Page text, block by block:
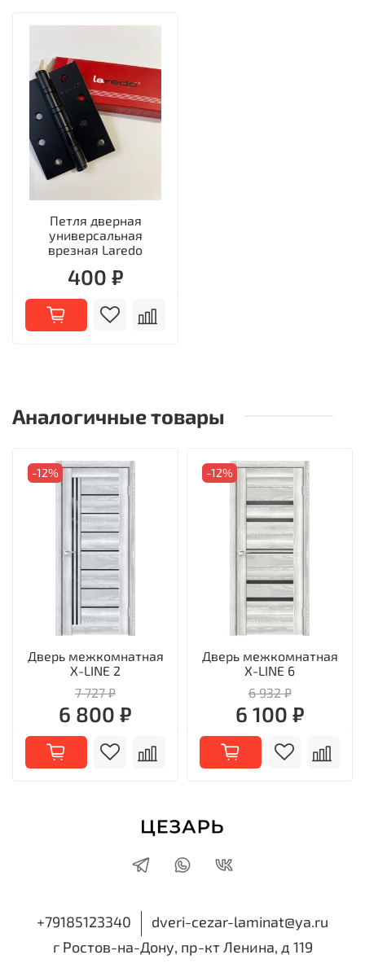
Петля дверная
универсальная
врезная Laredo
400 ₽
Аналогичные товары
-12%
Дверь межкомнатная
X-LINE 2
7 727 ₽
6 800 ₽
-12%
Дверь межкомнатная
X-LINE 6
6 932 ₽
6 100 ₽
+79185123340
dveri-cezar-laminat@ya.ru
г Ростов-на-Дону, пр-кт Ленина, д 119